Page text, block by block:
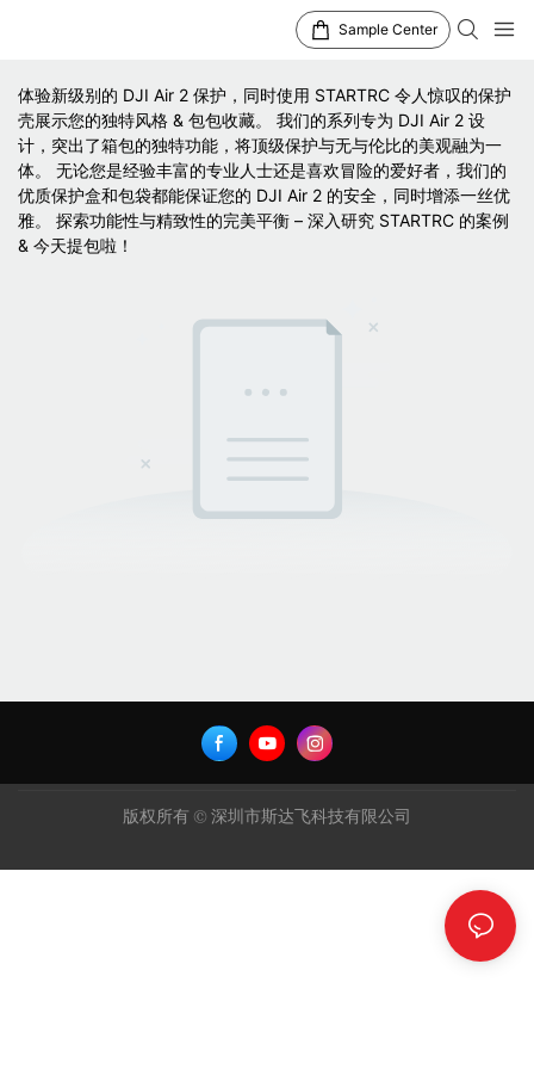
Sample Center
体验新级别的 DJI Air 2 保护，同时使用 STARTRC 令人惊叹的保护
壳展示您的独特风格 & 包包收藏。 我们的系列专为 DJI Air 2 设
计，突出了箱包的独特功能，将顶级保护与无与伦比的美观融为一
体。 无论您是经验丰富的专业人士还是喜欢冒险的爱好者，我们的
优质保护盒和包袋都能保证您的 DJI Air 2 的安全，同时增添一丝优
雅。 探索功能性与精致性的完美平衡 – 深入研究 STARTRC 的案例
& 今天提包啦！
版权所有 © 深圳市斯达飞科技有限公司